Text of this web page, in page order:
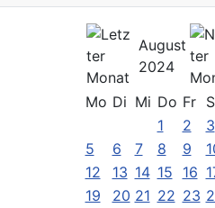
August
2024
Mo Di Mi Do Fr
1
2 3
5
6 7 8 9
12
13 14 15 16
19
20 21 22 23